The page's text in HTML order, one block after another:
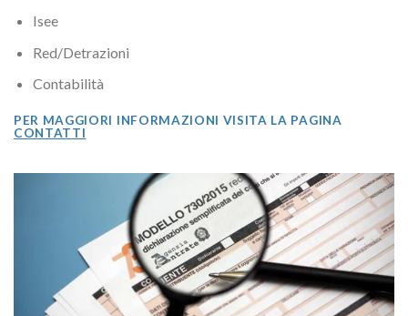
Isee
Red/Detrazioni
Contabilità
PER MAGGIORI INFORMAZIONI VISITA LA PAGINA
CONTATTI